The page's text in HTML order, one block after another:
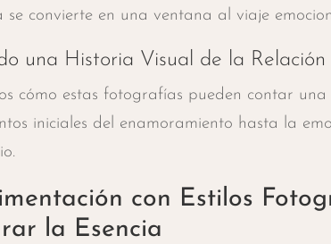
se convierte en una ventana al viaje
una Historia Visual de la Relación
cómo estas fotografías pueden contar
iniciales del enamoramiento hasta la
con Estilos
la Esencia